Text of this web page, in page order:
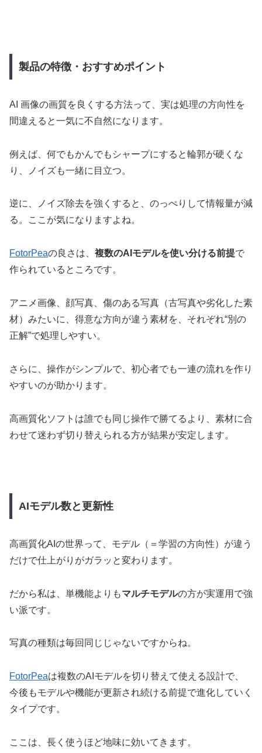
製品の特徴・おすすめポイント
AI 画像の画質を良くする方法って、実は処理の方向性を
間違えると一気に不自然になります。
例えば、何でもかんでもシャープにすると輪郭が硬くな
り、ノイズも一緒に目立つ。
逆に、ノイズ除去を強くすると、のっぺりして情報量が減
る。ここが気になりますよね。
FotorPeaの良さは、 複数のAIモデルを使い分ける前提で
作られているところです。
アニメ画像、顔写真、傷のある写真（古写真や劣化した素
材）みたいに、得意な方向が違う素材を、それぞれ“別の
正解”で処理しやすい。
さらに、操作がシンプルで、初心者でも一連の流れを作り
やすいのが助かります。
高画質化ソフトは誰でも同じ操作で勝てるより、素材に合
わせて迷わず切り替えられる方が結果が安定します。
AIモデル数と更新性
高画質化AIの世界って、モデル（＝学習の方向性）が違う
だけで仕上がりがガラッと変わります。
だから私は、単機能よりもマルチモデルの方が実運用で強
い派です。
写真の種類は毎回同じじゃないですからね。
FotorPeaは複数のAIモデルを切り替えて使える設計で、
今後もモデルや機能が更新され続ける前提で進化していく
タイプです。
ここは、長く使うほど地味に効いてきます。